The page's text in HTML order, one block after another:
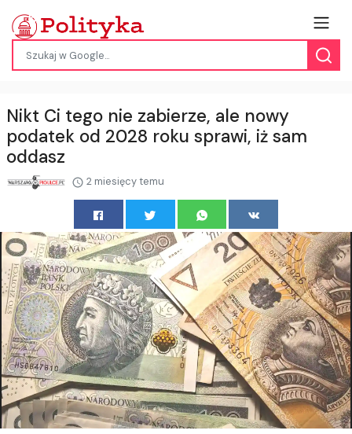
Nikt Ci tego nie zabierze, ale nowy
podatek od 2028 roku sprawi, iż sam
oddasz
2 miesięcy temu